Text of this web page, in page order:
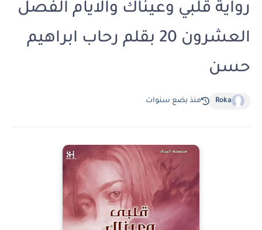
رواية قلبي وعيناك والايام الفصل
العشرون 20 بقلم رحاب ابراهيم
حسن
Roka منذ بضع سنوات